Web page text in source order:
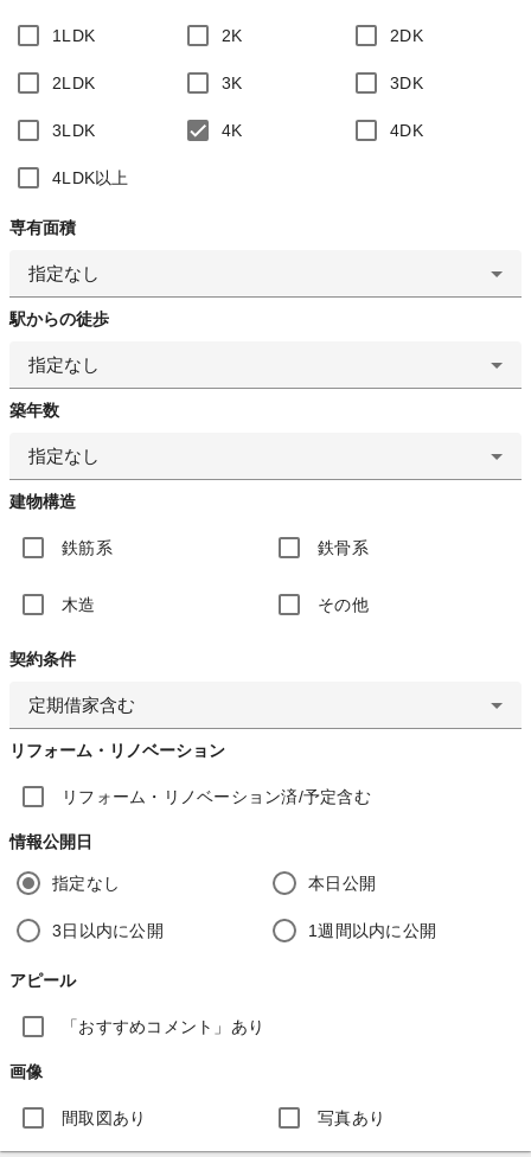
1LDK 2K 2DK
2LDK 3K 3DK
3LDK 4K 4DK
4LDK以上
専有面積
指定なし
駅からの徒歩
指定なし
築年数
指定なし
建物構造
鉄筋系 鉄骨系
木造 その他
契約条件
定期借家含む
リフォーム・リノベーション
リフォーム・リノベーション済/予定含む
情報公開日
指定なし 本日公開
3日以内に公開 1週間以内に公開
アピール
「おすすめコメント」あり
画像
間取図あり 写真あり